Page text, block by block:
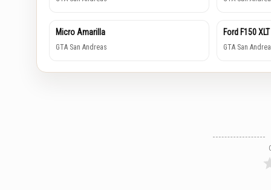
Micro Amarilla
GTA San Andreas
Ford F150 XLT
GTA San